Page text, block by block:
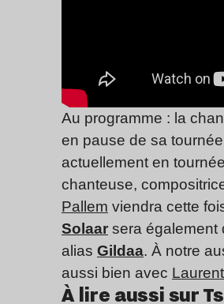
Au programme : la
en pause de sa
actuellement en
chanteuse,
Pallem viendra cette
Solaar sera également
alias Gildaa. À notre
aussi bien avec
À lire aussi sur